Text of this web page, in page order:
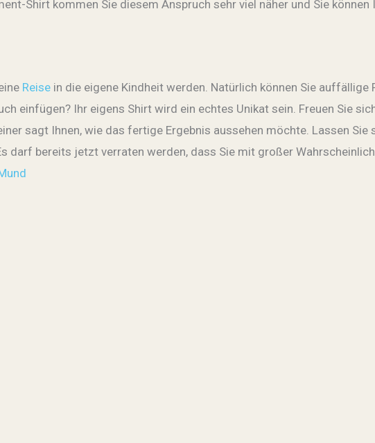
Shirt kommen Sie diesem Anspruch sehr viel näher und Sie
Reise in die eigene Kindheit werden. Natürlich können Sie auffällige
einfügen? Ihr eigens Shirt wird ein echtes Unikat sein. Freuen Sie
sagt Ihnen, wie das fertige Ergebnis aussehen möchte. Lassen Sie
darf bereits jetzt verraten werden, dass Sie mit großer